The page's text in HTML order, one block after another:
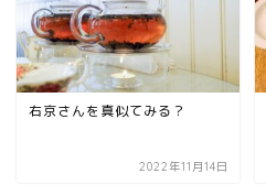
右京さんを真似てみる？
2022年11月14日